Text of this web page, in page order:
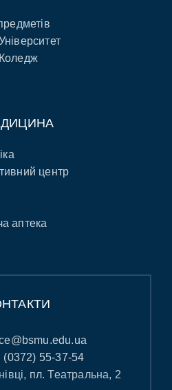
центр
аптека
(0372) 55-37-54
пл. Театральна, 2